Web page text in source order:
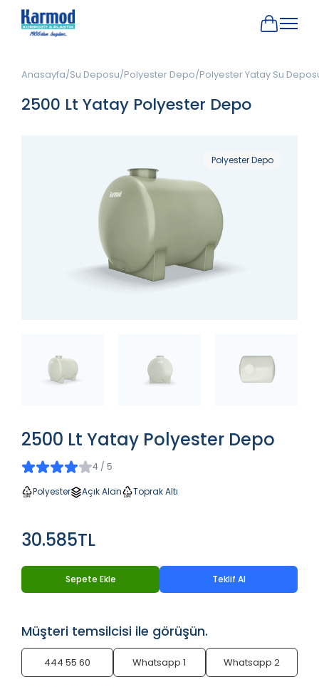
Anasayfa Su Deposu Polyester Depo Polyester Yatay Su
2500 Lt Yatay Polyester Depo
Polyester Depo
2500 Lt Yatay Polyester Depo
4 / 5
Polyester Açık Alan Toprak Altı
30.585TL
Sepete Ekle Teklif Al
Müşteri temsilcisi ile görüşün.
444 55 60 Whatsapp 1 Whatsapp 2